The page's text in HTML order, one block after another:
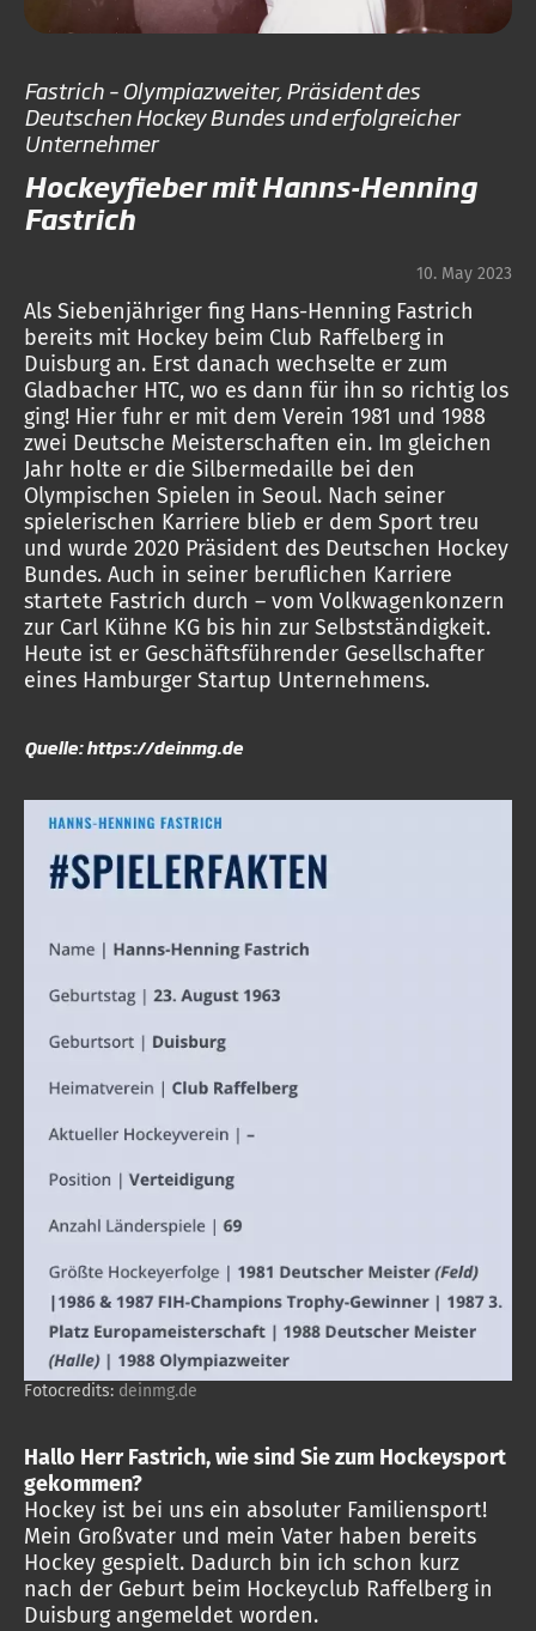
Fastrich – Olympiazweiter, Präsident des
Deutschen Hockey Bundes und erfolgreicher
Unternehmer
Hockeyfieber mit Hanns-Henning
Fastrich
10. May 2023
Als Siebenjähriger fing Hans-Henning Fastrich
bereits mit Hockey beim Club Raffelberg in
Duisburg an. Erst danach wechselte er zum
Gladbacher HTC, wo es dann für ihn so richtig los
ging! Hier fuhr er mit dem Verein 1981 und 1988
zwei Deutsche Meisterschaften ein. Im gleichen
Jahr holte er die Silbermedaille bei den
Olympischen Spielen in Seoul. Nach seiner
spielerischen Karriere blieb er dem Sport treu
und wurde 2020 Präsident des Deutschen Hockey
Bundes. Auch in seiner beruflichen Karriere
startete Fastrich durch – vom Volkwagenkonzern
zur Carl Kühne KG bis hin zur Selbstständigkeit.
Heute ist er Geschäftsführender Gesellschafter
eines Hamburger Startup Unternehmens.
Quelle: https://deinmg.de
Fotocredits: deinmg.de
Hallo Herr Fastrich, wie sind Sie zum Hockeysport
gekommen?
Hockey ist bei uns ein absoluter Familiensport!
Mein Großvater und mein Vater haben bereits
Hockey gespielt. Dadurch bin ich schon kurz
nach der Geburt beim Hockeyclub Raffelberg in
Duisburg angemeldet worden.